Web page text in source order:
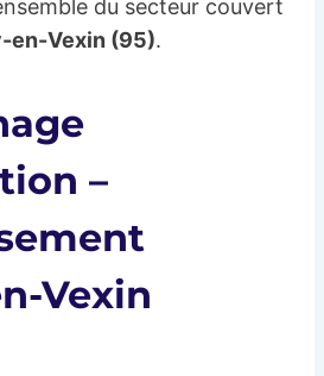
du secteur couvert
en-Vexin (95).
–
Vexin